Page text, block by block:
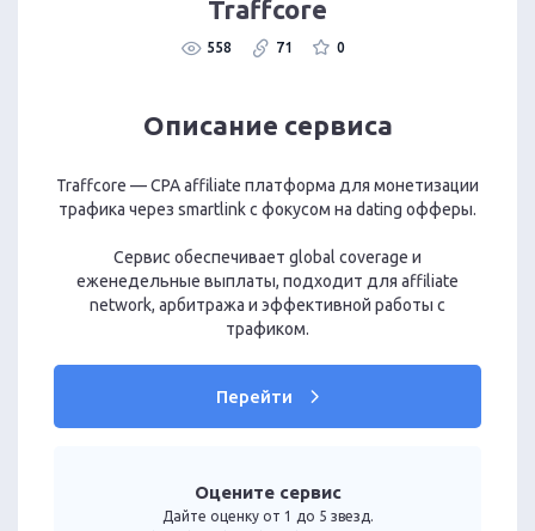
Traffcore
558 71 0
Описание сервиса
Traffcore — CPA affiliate платформа для монетизации
трафика через smartlink с фокусом на dating офферы.
Сервис обеспечивает global coverage и
еженедельные выплаты, подходит для affiliate
network, арбитража и эффективной работы с
трафиком.
Перейти
Оцените сервис
Дайте оценку от 1 до 5 звезд.